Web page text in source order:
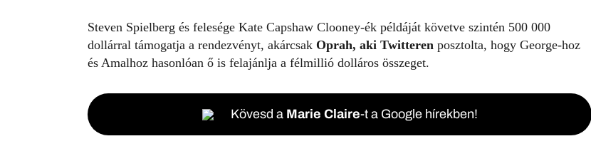
Steven Spielberg és felesége Kate Capshaw Clooney-ék példáját követve szintén 500 000
dollárral támogatja a rendezvényt, akárcsak Oprah, aki Twitteren posztolta, hogy George-hoz
és Amalhoz hasonlóan ő is felajánlja a félmillió dolláros összeget.
Kövesd a Marie Claire-t a Google hírekben!